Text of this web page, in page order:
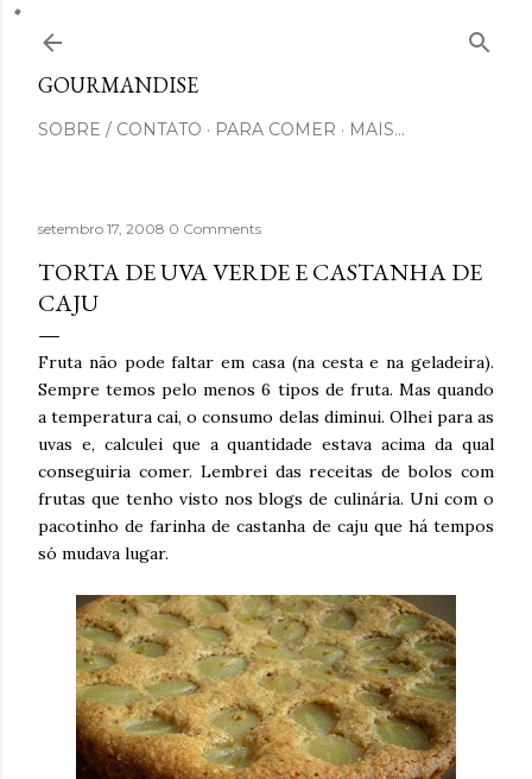
GOURMANDISE
SOBRE / CONTATO PARA COMER MAIS…
setembro 17, 2008 0 Comments
TORTA DE UVA VERDE E CASTANHA DE
CAJU
Fruta não pode faltar em casa (na cesta e na geladeira).
Sempre temos pelo menos 6 tipos de fruta. Mas quando
a temperatura cai, o consumo delas diminui. Olhei para as
uvas e, calculei que a quantidade estava acima da qual
conseguiria comer. Lembrei das receitas de bolos com
frutas que tenho visto nos blogs de culinária. Uni com o
pacotinho de farinha de castanha de caju que há tempos
só mudava lugar.